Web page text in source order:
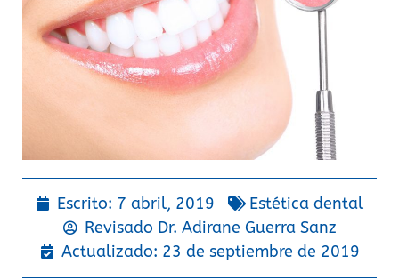
Escrito: 7 abril, 2019
Estética dental
Revisado Dr. Adirane Guerra Sanz
Actualizado: 23 de septiembre de 2019